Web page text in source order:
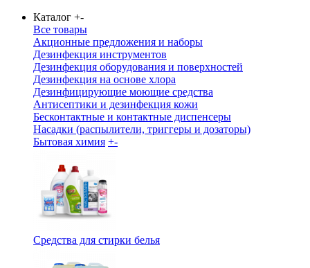
Каталог +-
Все товары
Акционные предложения и наборы
Дезинфекция инструментов
Дезинфекция оборудования и поверхностей
Дезинфекция на основе хлора
Дезинфицирующие моющие средства
Антисептики и дезинфекция кожи
Бесконтактные и контактные диспенсеры
Насадки (распылители, триггеры и дозаторы)
Бытовая химия +-
Средства для стирки белья